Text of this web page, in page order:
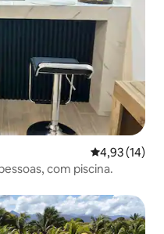
4,93 de uma
4,93 (14)
com piscina.